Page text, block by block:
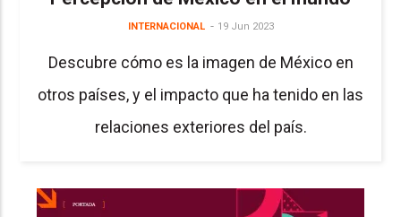
INTERNACIONAL 19 Jun 2023
Descubre cómo es la imagen de México en
otros países, y el impacto que ha tenido en las
relaciones exteriores del país.